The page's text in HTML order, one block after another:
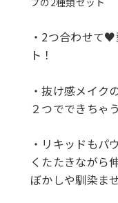
・2つ合わせて
ト！
・抜け感メイク
２つでできちゃ
・リキッドもパ
くたたきながら
ぼかしや馴染ま